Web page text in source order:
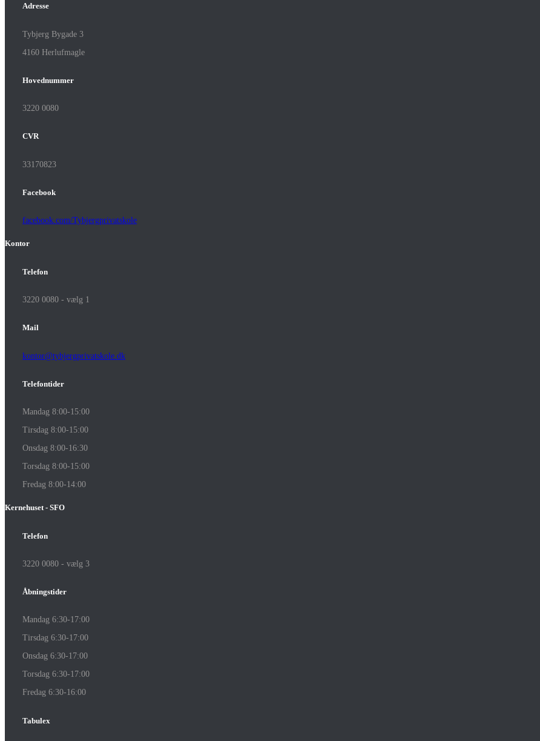
Adresse
Tybjerg Bygade 3
4160 Herlufmagle
Hovednummer
3220 0080
CVR
33170823
Facebook
facebook.com/Tybjergprivatskole
Kontor
Telefon
3220 0080 - vælg 1
Mail
kontor@tybjergprivatskole.dk
Telefontider
Mandag 8:00-15:00
Tirsdag 8:00-15:00
Onsdag 8:00-16:30
Torsdag 8:00-15:00
Fredag 8:00-14:00
Kernehuset - SFO
Telefon
3220 0080 - vælg 3
Åbningstider
Mandag 6:30-17:00
Tirsdag 6:30-17:00
Onsdag 6:30-17:00
Torsdag 6:30-17:00
Fredag 6:30-16:00
Tabulex